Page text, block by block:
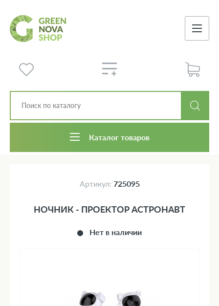
Каталог товаров
Артикул: 725095
Нет в наличии
НОЧНИК - ПРОЕКТОР АСТРОНАВТ